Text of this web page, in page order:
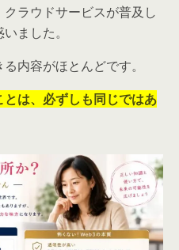
ラウドサービスが普及し
ました。
内容がほとんどです。
は、必ずしも同じではあ